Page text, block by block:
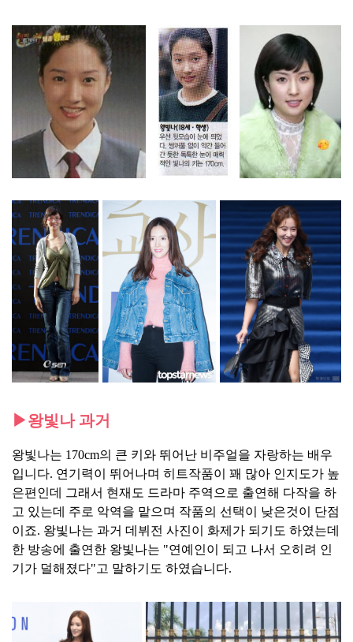
▶왕빛나 과거
왕빛나는 170cm의 큰 키와 뛰어난 비주얼을 자랑하는 배우
입니다. 연기력이 뛰어나며 히트작품이 꽤 많아 인지도가 높
은편인데 그래서 현재도 드라마 주역으로 출연해 다작을 하
고 있는데 주로 악역을 맡으며 작품의 선택이 낮은것이 단점
이죠. 왕빛나는 과거 데뷔전 사진이 화제가 되기도 하였는데
한 방송에 출연한 왕빛나는 "연예인이 되고 나서 오히려 인
기가 덜해졌다"고 말하기도 하였습니다.